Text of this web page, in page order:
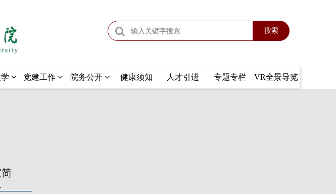
搜索
党建工作 院务公开 健康须知 人才引进 专题专栏 VR全景导览